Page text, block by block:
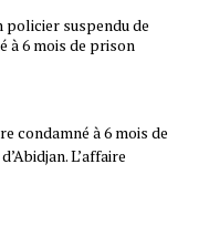
policier suspendu de
à 6 mois de prison
condamné à 6 mois de
L’affaire